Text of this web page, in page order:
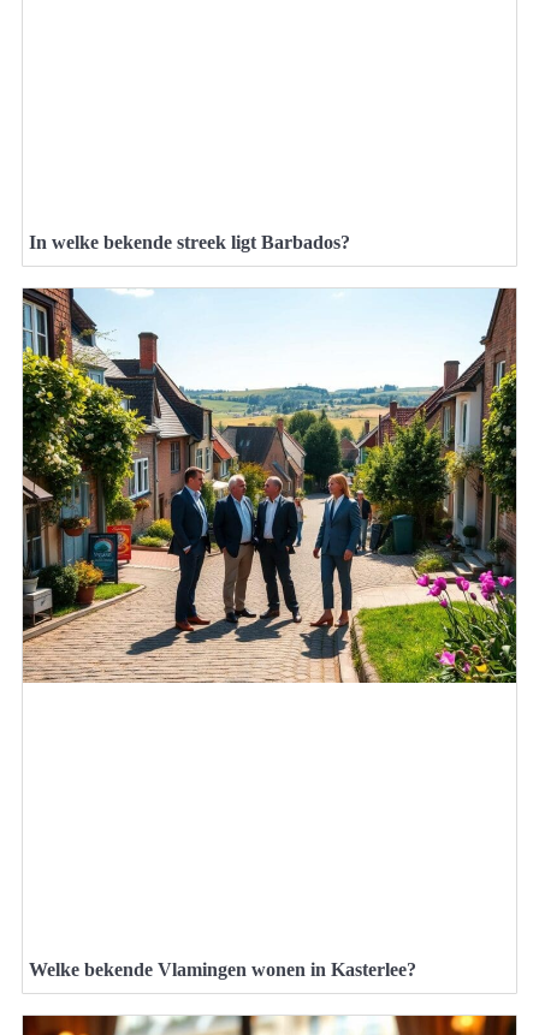
In welke bekende streek ligt Barbados?
Welke bekende Vlamingen wonen in Kasterlee?